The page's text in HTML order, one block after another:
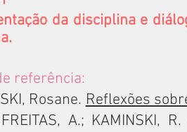
da disciplina e
referência:
Rosane. Reflexões
A.; KAMINSKI,